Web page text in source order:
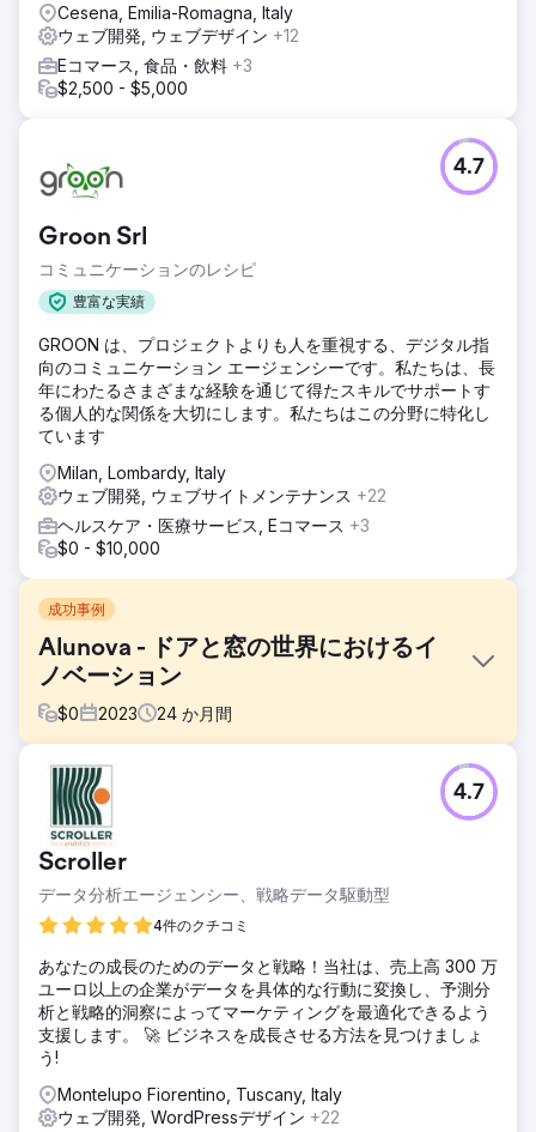
Cesena, Emilia-Romagna, Italy
ウェブ開発, ウェブデザイン +12
Eコマース, 食品・飲料 +3
$2,500 - $5,000
Groon Srl
コミュニケーションのレシピ
豊富な実績
4.7
GROON は、プロジェクトよりも人を重視する、デジタル指
向のコミュニケーション エージェンシーです。私たちは、長
年にわたるさまざまな経験を通じて得たスキルでサポートす
る個人的な関係を大切にします。私たちはこの分野に特化し
ています
Milan, Lombardy, Italy
ウェブ開発, ウェブサイトメンテナンス +22
ヘルスケア・医療サービス, Eコマース +3
$0 - $10,000
成功事例
Alunova - ドアと窓の世界におけるイ
ノベーション
$0 2023 24 か月間
課題
Alunova は、窓とドアの分野で事業を展開するヴェローナ県
の堅実な企業です。 15 年間の活動を経て、同社は Square
Marketing とともにビジュアル アイデンティティを再定義
し、あらゆる形態のブランドを再起動する旅に乗り出すこと
を決定しました。
ソリューション
過去の要素を現代的な次元に持ち込みました。選ばれた見返
りは、「オープンスペースをフレームに収める」というもの
で、イノベーションと国際ブランディングの概念に結びつい
ています。マニュアルのガイドラインは、ソーシャル チャネ
ルでのコミュニケーション、サイトの作成と SEO の最適
化、そしてボルツァーノのクリマハウス フェアで Alunova
が参加したスタンドのデザインに導入されました。
Scroller
データ分析エージェンシー、戦略データ駆動型
4件のクチコミ
4.7
あなたの成長のためのデータと戦略！当社は、売上高 300 万
ユーロ以上の企業がデータを具体的な行動に変換し、予測分
析と戦略的洞察によってマーケティングを最適化できるよう
支援します。 🚀 ビジネスを成長させる方法を見つけましょ
う!
Montelupo Fiorentino, Tuscany, Italy
ウェブ開発, WordPressデザイン +22